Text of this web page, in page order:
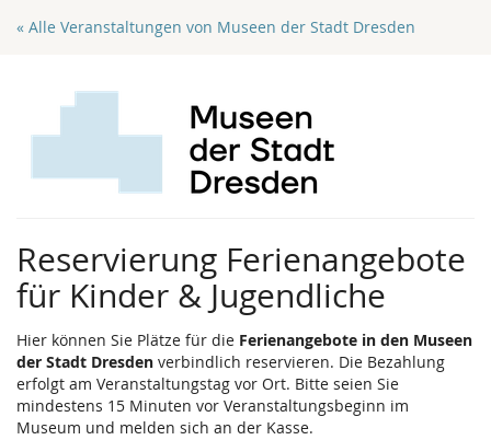
Zum
« Alle Veranstaltungen von Museen der Stadt Dresden
Reservierung Ferienangebote
für Kinder & Jugendliche
Hier können Sie Plätze für die Ferienangebote in den Museen
der Stadt Dresden verbindlich reservieren. Die Bezahlung
erfolgt am Veranstaltungstag vor Ort. Bitte seien Sie
mindestens 15 Minuten vor Veranstaltungsbeginn im
Museum und melden sich an der Kasse.